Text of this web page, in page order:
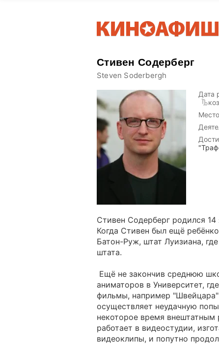
Стивен Содерберг
Steven Soderbergh
Дата
Стивен Содерберг родился
Когда Стивен был ещё
Батон-Руж, штат Луизиана,
штата.
Ещё не закончив среднюю
аниматоров в Университет,
фильмы, например
осуществляет неудачную
некоторое время
работает в видеостудии,
видеоклипы, и попутно